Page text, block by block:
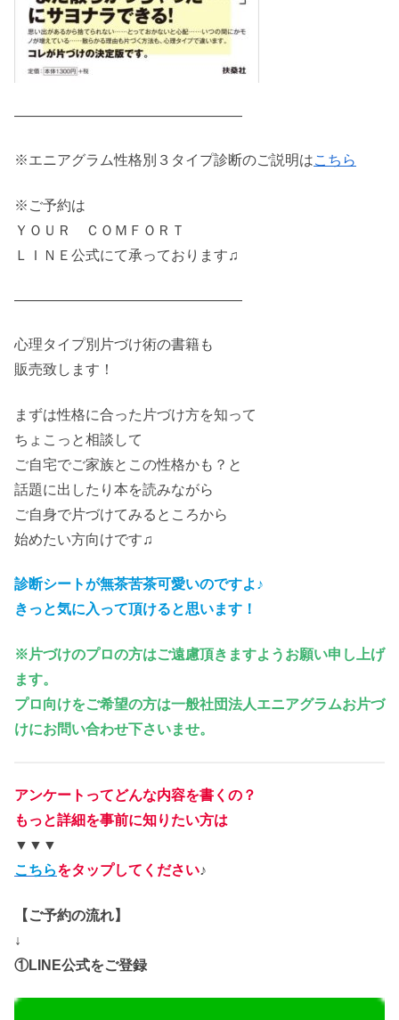
————————————————
※エニアグラム性格別３タイプ診断のご説明はこちら
※ご予約は
ＹＯＵＲ ＣＯＭＦＯＲＴ
ＬＩＮＥ公式にて承っております♫
————————————————
心理タイプ別片づけ術の書籍も
販売致します！
まずは性格に合った片づけ方を知って
ちょこっと相談して
ご自宅でご家族とこの性格かも？と
話題に出したり本を読みながら
ご自身で片づけてみるところから
始めたい方向けです♫
診断シートが無茶苦茶可愛いのですよ♪
きっと気に入って頂けると思います！
※片づけのプロの方はご遠慮頂きますようお願い申し上げ
ます。
プロ向けをご希望の方は一般社団法人エニアグラムお片づ
けにお問い合わせ下さいませ。
アンケートってどんな内容を書くの？
もっと詳細を事前に知りたい方は
▼▼▼
こちらをタップしてください♪
【ご予約の流れ】
↓
①LINE公式をご登録